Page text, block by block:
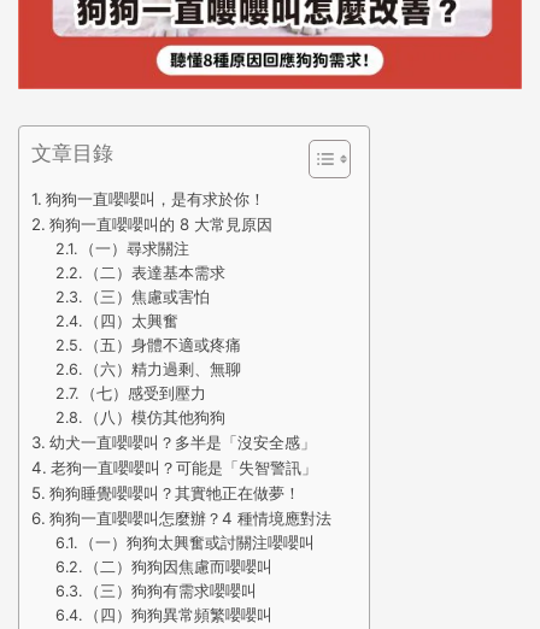
文章目錄
狗狗一直嚶嚶叫，是有求於你！
狗狗一直嚶嚶叫的 8 大常見原因
（一）尋求關注
（二）表達基本需求
（三）焦慮或害怕
（四）太興奮
（五）身體不適或疼痛
（六）精力過剩、無聊
（七）感受到壓力
（八）模仿其他狗狗
幼犬一直嚶嚶叫？多半是「沒安全感」
老狗一直嚶嚶叫？可能是「失智警訊」
狗狗睡覺嚶嚶叫？其實牠正在做夢！
狗狗一直嚶嚶叫怎麼辦？4 種情境應對法
（一）狗狗太興奮或討關注嚶嚶叫
（二）狗狗因焦慮而嚶嚶叫
（三）狗狗有需求嚶嚶叫
（四）狗狗異常頻繁嚶嚶叫